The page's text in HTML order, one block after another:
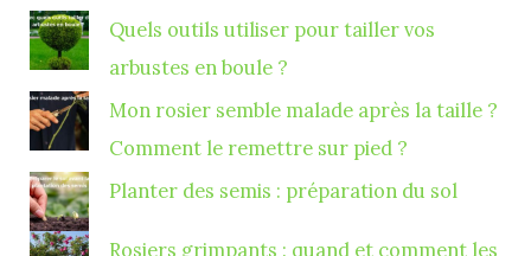
Quels outils utiliser pour tailler vos
arbustes en boule ?
Mon rosier semble malade après la taille ?
Comment le remettre sur pied ?
Planter des semis : préparation du sol
Rosiers grimpants : quand et comment les